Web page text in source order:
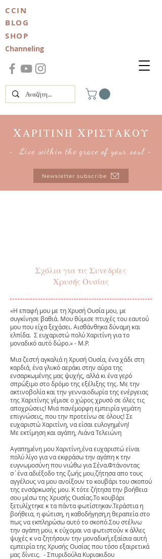
ΧΑΡΙΤΙΝΗ ΧΡΙΣΤΑΚΟΥ
~ Live within the grace of your soul ~
Newsletter subscribe
CCIN
BLOG
SHOP
Channeling
Σχόλια για τις Συνεδρίες
Χρυσής Ουσίας
«Η επαφή μου με τη Χρυσή Ουσία μου, με
συγκίνησε βαθιά. Μου θύμισε πτυχές του εαυτού
μου που είχα ξεχάσει. Αισθάνθηκα δύναμη και
ελπίδα. Σ ευχαριστώ πολύ Χαριτίνη για το
μοναδικό αυτό δώρο.» - Μ.Ρ.
Μια ζεστή αγκαλιά η Χρυσή Ουσία, ένα χάδι στη
καρδιά, ένα γλυκό αεράκι στην αύρα της
ενσαρκωμένης μας ψυχής, αλλά κι ένα γερό
σπρώξιμο στο δρόμο της εξέλιξης της. Με την
ακτινοβολία και την γενναιοδωρία της ενέργειας
της Χαριτίνης γέμισε ο χώρος χρυσό σε όλες τις
αποχρώσεις! Μια πανέμορφη εμπειρία γεμάτη
επιγνώσεις, που την προτείνω σε όλους! Σε
ευχαριστώ Χαριτίνη, να είσαι ευλογημένη!
Με εκτίμηση και αγάπη, Λιάνα Τελειώνη
Αγαπημένη μου Χαριτίνη,ένα ευχαριστώ είναι
πολύ λίγο για να εκφράσω την αγάπη κ την
ευγνωμοσύνη που νιώθω για Σένα.Φτάνοντας
σ΄ένα αδιέξοδο της ζωής μου,ζήτησα απο τους
αγγέλους να μου ανοίξουν το κουβάρι του σκοπού
της ενσάρκωσής μου. Κ τότε ζήτησα την βοήθεια
σου μέσω της Χρυσής Ουσίας.Το κουβάρι
ξετυλίχτηκε κ τα πάντα φωτίστηκαν.Τεράστια η
βοήθεια, η φώτιση, η καθοδήγηση,η θεραπεία στο
πως να εκπληρώσω αυτό το σκοπό.Σου στέλνω
την αγάπη μου, κ εύχομαι να φωτιστούν κ άλλες
ψυχές κ να ζητήσουν την μοναδική,εξαίσια αυτή
εμπειρία της Χρυσής Ουσίας που τόσο εξαιρετικά
μας δίνεις. - Σπυριδούλα Κυριακιδου